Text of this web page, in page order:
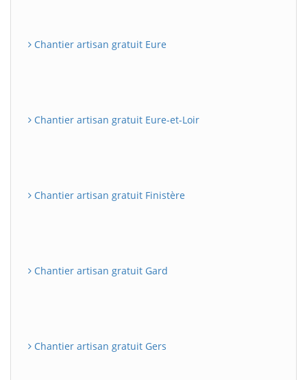
Chantier artisan gratuit Eure
Chantier artisan gratuit Eure-et-Loir
Chantier artisan gratuit Finistère
Chantier artisan gratuit Gard
Chantier artisan gratuit Gers